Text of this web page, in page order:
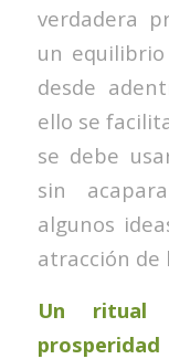
verdadera
un
desde
ello se
se debe
sin
algunos
atracción de
Un ritual
prosperidad